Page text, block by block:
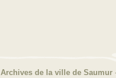
Archives de la ville de Saumur